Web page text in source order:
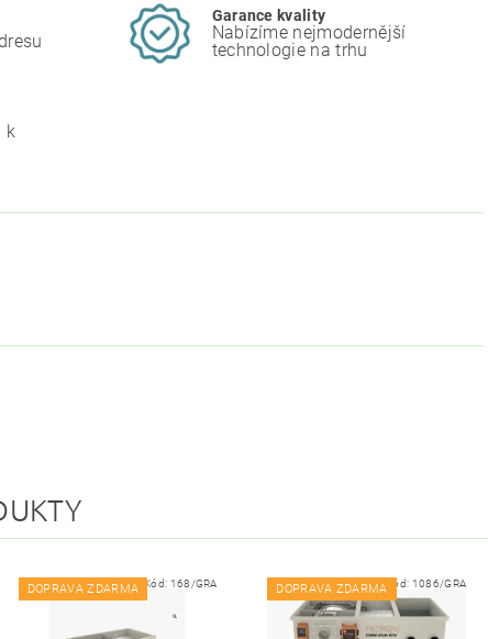
Garance kvality
Nabízíme nejmodernější
technologie na trhu
k
DOPRAVA ZDARMA Kód: 168/GRA DOPRAVA ZDARMA Kód: 1086/GRA